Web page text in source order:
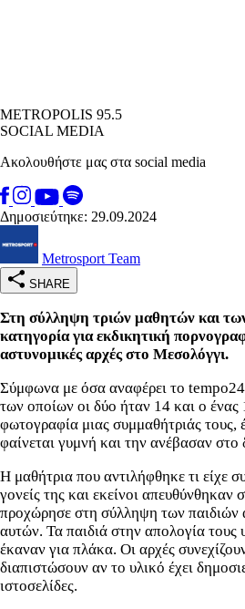
METROPOLIS 95.5
SOCIAL MEDIA
Ακολουθήστε μας στα social media
Δημοσιεύτηκε: 29.09.2024
Metrosport Team
SHARE
Στη σύλληψη τριών μαθητών και
κατηγορία για εκδικητική
αστυνομικές αρχές στο Μεσολόγγι.
Σύμφωνα με όσα αναφέρει το
των οποίων οι δύο ήταν 14 και ο ένας
φωτογραφία μιας συμμαθήτριάς τους,
φαίνεται γυμνή και την ανέβασαν στο
Η μαθήτρια που αντιλήφθηκε τι είχε
γονείς της και εκείνοι απευθύνθηκαν
προχώρησε στη σύλληψη των παιδιών
αυτών. Τα παιδιά στην απολογία τους
έκαναν για πλάκα. Οι αρχές
διαπιστώσουν αν το υλικό έχει
ιστοσελίδες.